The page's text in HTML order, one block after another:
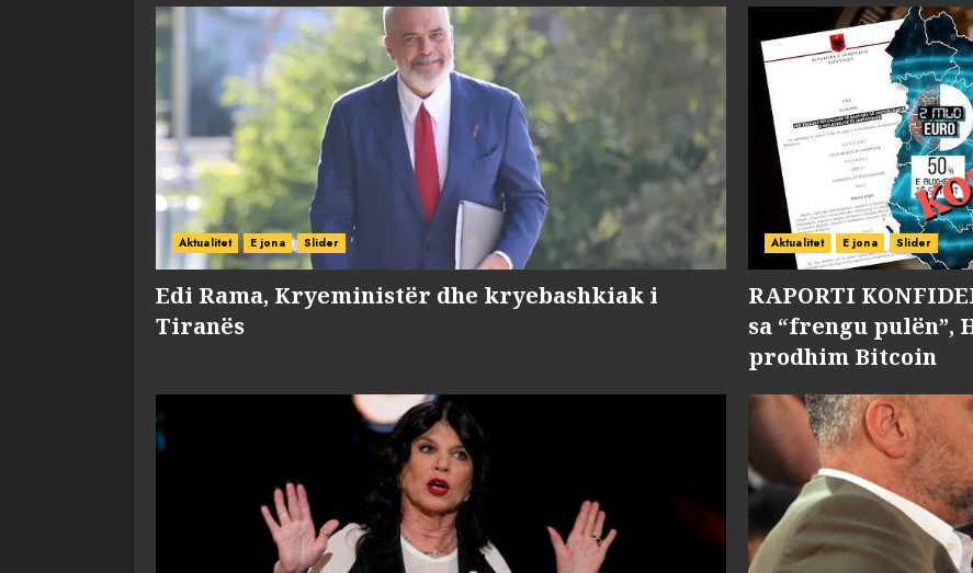
Aktualitet E jona Slider
Edi Rama, Kryeministër dhe kryebashkiak i
Tiranës
Aktualitet E jona Slider
RAPORTI
sa “frengu pulën”,
prodhim Bitcoin